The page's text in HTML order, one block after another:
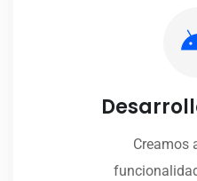
Creamos